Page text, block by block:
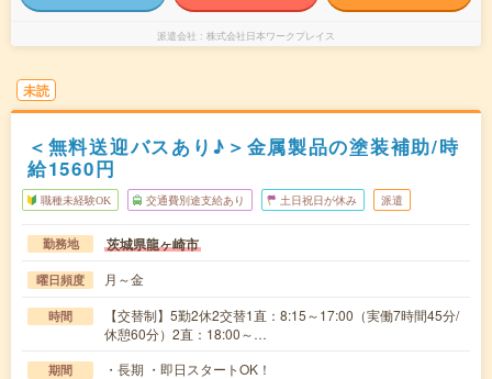
派遣会社 株式会社日本ワークプレイス
未読
＜無料送迎バスあり♪＞金属製品の塗装補助/時
給1560円
職種未経験OK 交通費別途支給あり 土日祝日が休み 派遣
勤務地 茨城県龍ヶ崎市
曜日頻度 月～金
時間
【交替制】5勤2休2交替1直：8:15～17:00（実働7時間45分/
休憩60分）2直：18:00～…
期間 ・長期 ・即日スタートOK！